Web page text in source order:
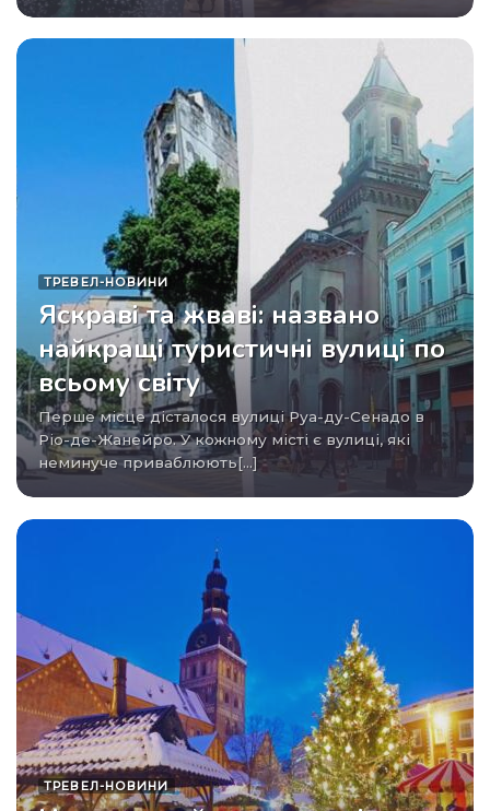
ТРЕВЕЛ-НОВИНИ
Яскраві та жваві: названо
найкращі туристичні вулиці по
всьому світу
Перше місце дісталося вулиці Руа-ду-Сенадо в
Ріо-де-Жанейро. У кожному місті є вулиці, які
неминуче приваблюють[...]
ТРЕВЕЛ-НОВИНИ